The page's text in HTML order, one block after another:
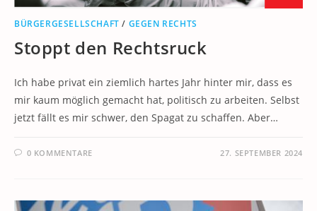
BÜRGERGESELLSCHAFT / GEGEN RECHTS
Stoppt den Rechtsruck
Ich habe privat ein ziemlich hartes Jahr hinter mir, dass es
mir kaum möglich gemacht hat, politisch zu arbeiten. Selbst
jetzt fällt es mir schwer, den Spagat zu schaffen. Aber…
0 KOMMENTARE 27. SEPTEMBER 2024